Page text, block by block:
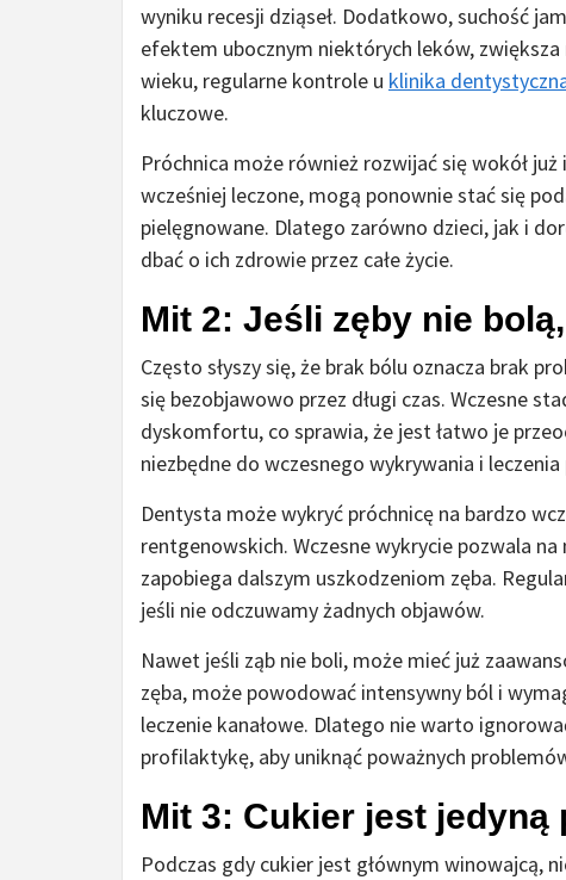
wyniku recesji dziąseł. Dodatkowo, suchość
efektem ubocznym niektórych leków,
wieku, regularne kontrole u klinika
kluczowe.
Próchnica może również rozwijać się wokół
wcześniej leczone, mogą ponownie stać się
pielęgnowane. Dlatego zarówno dzieci, jak i
dbać o ich zdrowie przez całe życie.
Mit 2: Jeśli zęby nie
Często słyszy się, że brak bólu oznacza brak
się bezobjawowo przez długi czas. Wczesne
dyskomfortu, co sprawia, że jest łatwo je
niezbędne do wczesnego wykrywania i
Dentysta może wykryć próchnicę na bardzo
rentgenowskich. Wczesne wykrycie pozwala
zapobiega dalszym uszkodzeniom zęba.
jeśli nie odczuwamy żadnych objawów.
Nawet jeśli ząb nie boli, może mieć już
zęba, może powodować intensywny ból i
leczenie kanałowe. Dlatego nie warto
profilaktykę, aby uniknąć poważnych
Mit 3: Cukier jest
Podczas gdy cukier jest głównym winowajcą,